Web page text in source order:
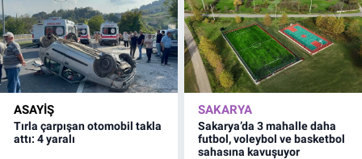
ASAYİŞ
Tırla çarpışan otomobil takla
attı: 4 yaralı
SAKARYA
Sakarya’da 3 mahalle daha
futbol, voleybol ve basketbol
sahasına kavuşuyor